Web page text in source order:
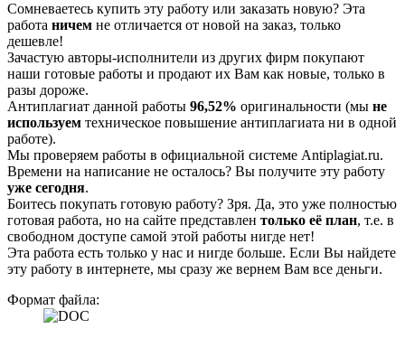
Сомневаетесь купить эту работу или заказать новую? Эта
работа ничем не отличается от новой на заказ, только
дешевле!
Зачастую авторы-исполнители из других фирм покупают
наши готовые работы и продают их Вам как новые, только в
разы дороже.
Антиплагиат данной работы 96,52% оригинальности (мы не
используем техническое повышение антиплагиата ни в одной
работе).
Мы проверяем работы в официальной системе Аntiplagiat.ru.
Времени на написание не осталось? Вы получите эту работу
уже сегодня.
Боитесь покупать готовую работу? Зря. Да, это уже полностью
готовая работа, но на сайте представлен только её план, т.е. в
свободном доступе самой этой работы нигде нет!
Эта работа есть только у нас и нигде больше. Если Вы найдете
эту работу в интернете, мы сразу же вернем Вам все деньги.
Формат файла: